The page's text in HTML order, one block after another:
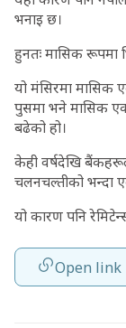
भनाइ छ।
हुनतः मासिक रूपमा
यो मंसिरमा मासिक
पुसमा भने मासिक एक
बढेको हो।
केही वर्षदेखि
चलनचल्तीको भन्दा
यो कारण पनि
Open link